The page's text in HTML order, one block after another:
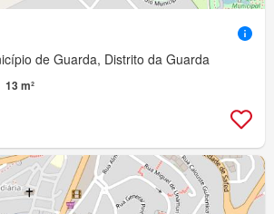
de Guarda, Distrito da Guarda
13 m²